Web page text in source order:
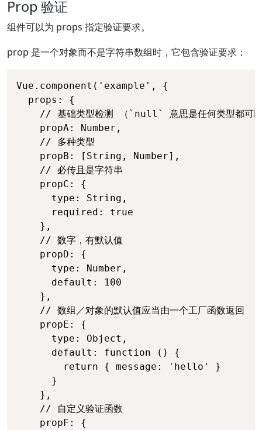
Prop 验证
组件可以为 props 指定验证要求。
prop 是一个对象而不是字符串数组时，它包含验证要求：
Vue.component('example', {
  props: {
// 基础类型检测 （`null` 意思是任何类型都可
    propA: Number,
    // 多种类型
    propB: [String, Number],
    // 必传且是字符串
    propC: {
      type: String,
      required: true
    },
    // 数字，有默认值
    propD: {
      type: Number,
      default: 100
    },
    // 数组／对象的默认值应当由一个工厂函数返回
    propE: {
      type: Object,
      default: function () {
        return { message: 'hello' }
      }
    },
    // 自定义验证函数
    propF: {